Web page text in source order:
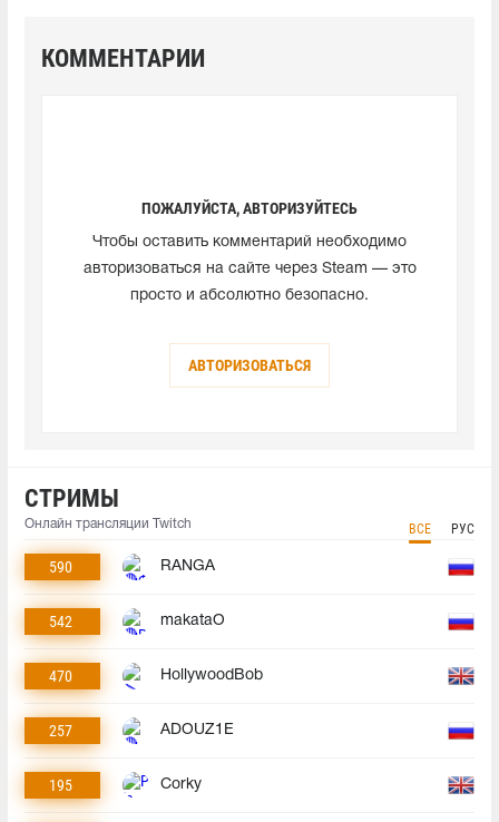
КОММЕНТАРИИ
ПОЖАЛУЙСТА, АВТОРИЗУЙТЕСЬ
Чтобы оставить комментарий необходимо
авторизоваться на сайте через Steam — это
просто и абсолютно безопасно.
АВТОРИЗОВАТЬСЯ
СТРИМЫ
Онлайн трансляции Twitch ВСЕ РУС
590 RANGA
542 makataO
470 HollywoodBob
257 ADOUZ1E
195 Corky